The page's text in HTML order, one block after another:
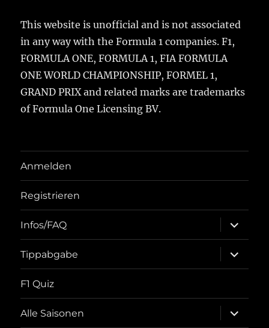
This website is unofficial and is not associated
in any way with the Formula 1 companies. F1,
FORMULA ONE, FORMULA 1, FIA FORMULA
ONE WORLD CHAMPIONSHIP, FORMEL 1,
GRAND PRIX and related marks are trademarks
of Formula One Licensing BV.
Anmelden
Registrieren
Infos/FAQ
öffnen
Tippabgabe
öffnen
F1 Quiz
Alle Saisonen
öffnen